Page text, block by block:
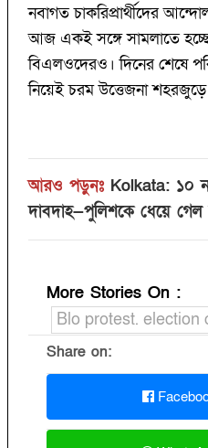
নবাগত চাকরিপ্রার্থীদের
আজ একই সঙ্গে সামলাতে
বিএলওদেরও। দিনের শেষে
নিয়েই চরম উত্তেজনা
আরও পড়ুনঃ Kolkata: ১০
দাবদাহ—পুলিশকে ধেয়ে গেল
More Stories On :
Blo protest. election
Share on: